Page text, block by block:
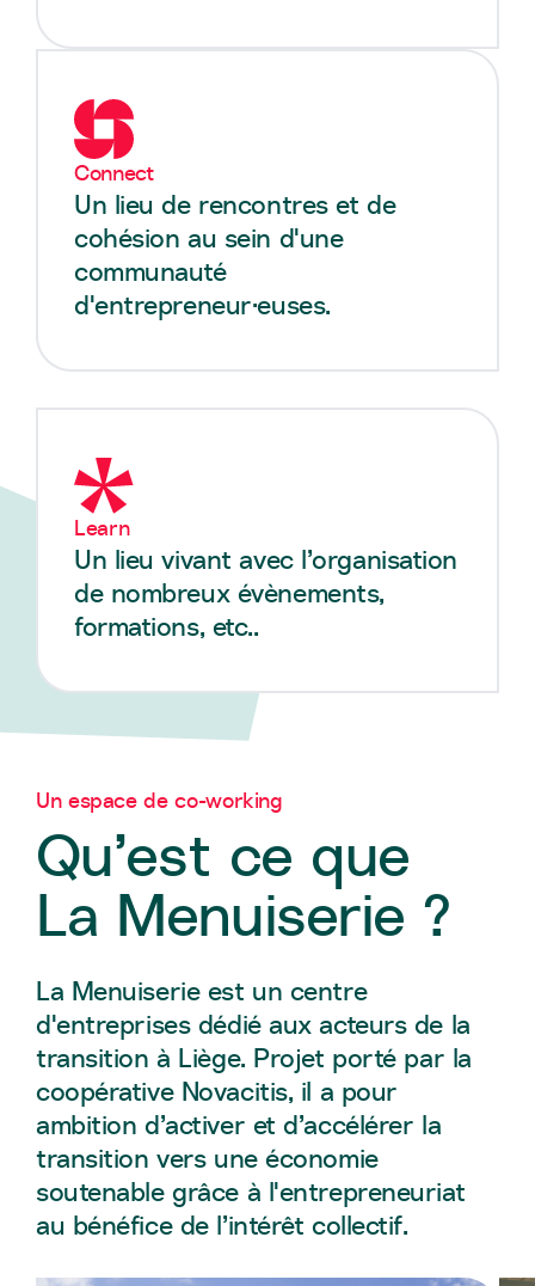
Connect
Un lieu de rencontres et de
cohésion au sein d'une
communauté
d'entrepreneur·euses.
Learn
Un lieu vivant avec l’organisation
de nombreux évènements,
formations, etc..
Un espace de co-working
Qu’est ce que
La Menuiserie ?
La Menuiserie est un centre
d'entreprises dédié aux acteurs de la
transition à Liège. Projet porté par la
coopérative Novacitis, il a pour
ambition d’activer et d’accélérer la
transition vers une économie
soutenable grâce à l'entrepreneuriat
au bénéfice de l’intérêt collectif.